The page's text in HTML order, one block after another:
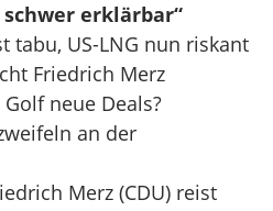
erklärbar“
tabu, US-LNG nun riskant
Friedrich Merz
neue Deals?
an der
Merz (CDU) reist